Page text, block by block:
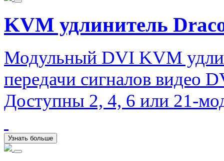
KVM удлинитель
Модульный DVI KVM
передачи сигналов видео
Доступны 2, 4, 6 или 21-
Узнать больше